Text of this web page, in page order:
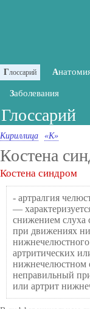
Глоссарий А
Заболевания
Глоссарий
Кириллица «К»
Костена
Костена синдром
- артралгия
—
снижением слуха
при движениях
нижнечелюстного
артритических
нижнечелюстном
неправильный
или артрит